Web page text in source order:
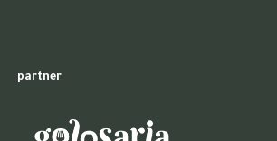
partner